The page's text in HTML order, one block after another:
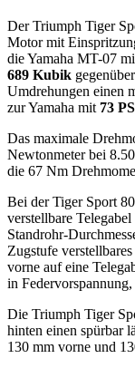
Der Triumph Tiger
Motor mit
die Yamaha MT-07
689 Kubik
Umdrehungen einen
zur Yamaha mit 73 PS
Das maximale
Newtonmeter bei
die 67 Nm
Bei der Tiger Sport
verstellbare
Standrohr-
Zugstufe
vorne auf eine
in
Die Triumph Tiger
hinten einen spürbar
130 mm vorne und